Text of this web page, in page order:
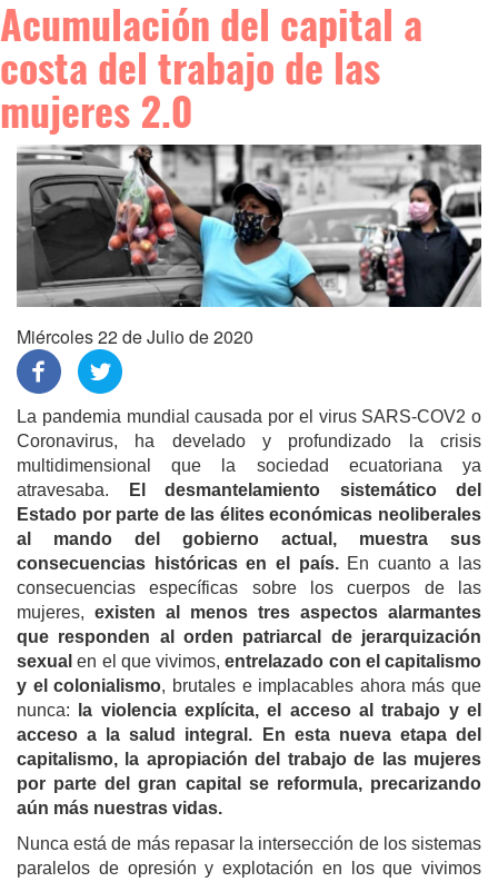
Acumulación del capital a
costa del trabajo de las
mujeres 2.0
Miércoles 22 de Julio de 2020
La pandemia mundial causada por el virus SARS-COV2 o
Coronavirus, ha develado y profundizado la crisis
multidimensional que la sociedad ecuatoriana ya
atravesaba.
El desmantelamiento sistemático del
Estado por parte de las élites económicas neoliberales
al mando del gobierno actual, muestra sus
consecuencias históricas en el país.En cuanto a las
consecuencias específicas sobre los cuerpos de las
mujeres, existen al menos tres aspectos alarmantes
que responden al orden patriarcal de jerarquización
sexual en el que vivimos,entrelazado con el capitalismo
y el colonialismo, brutales e implacables ahora más que
nunca:
la violencia explícita, el acceso al trabajo y el
acceso a la salud integral. En esta nueva etapa del
capitalismo, la apropiación del trabajo de las mujeres
por parte del gran capital se reformula, precarizando
aún más nuestras vidas.
Nunca está de más repasar la intersección de los sistemas
paralelos de opresión y explotación en los que vivimos